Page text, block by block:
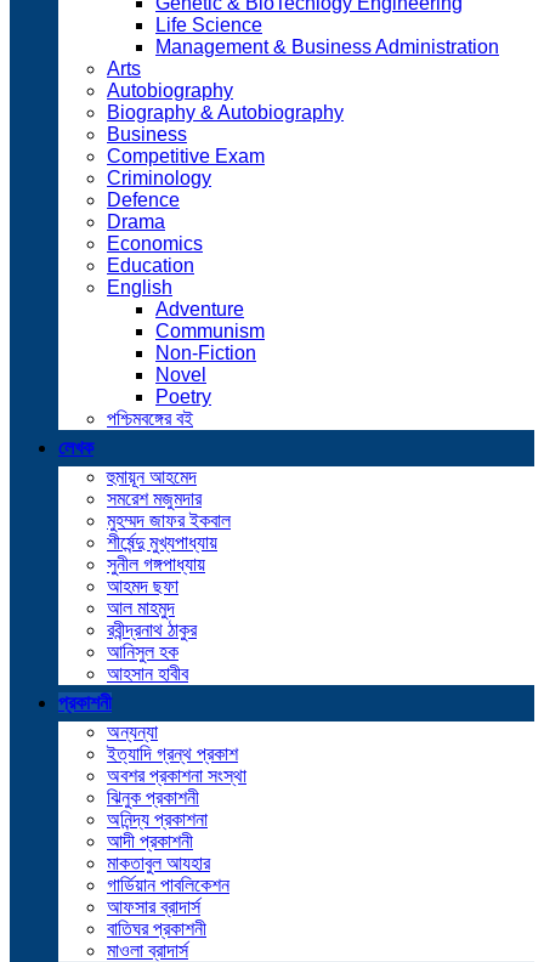
Life Science
Management & Business Administration
Arts
Autobiography
Biography & Autobiography
Business
Competitive Exam
Criminology
Defence
Drama
Economics
Education
English
Adventure
Communism
Non-Fiction
Novel
Poetry
পশ্চিমবঙ্গের বই
লেখক
হুমায়ূন আহমেদ
সমরেশ মজুমদার
মুহম্মদ জাফর ইকবাল
শীর্ষেন্দু মুখ্যপাধ্যায়
সুনীল গঙ্গপাধ্যায়
আহমদ ছফা
আল মাহমুদ
রবীন্দ্রনাথ ঠাকুর
আনিসুল হক
আহসান হাবীব
প্রকাশনী
অন্যন্যা
ইত্যাদি গ্রন্থ প্রকাশ
অবশর প্রকাশনা সংস্থা
ঝিনুক প্রকাশনী
অনিন্দ্য প্রকাশনা
আদী প্রকাশনী
মাকতাবুল আযহার
গার্ডিয়ান পাবলিকেশন
আফসার ব্রাদার্স
বাতিঘর প্রকাশনী
মাওলা ব্রাদার্স